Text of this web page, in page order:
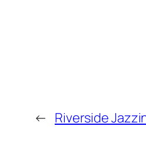
← Riverside